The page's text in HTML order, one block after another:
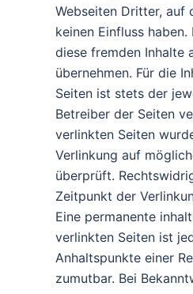
Webseiten Dritter, auf
keinen Einfluss
diese fremden Inhalte
übernehmen. Für die
Seiten ist stets der
Betreiber der Seiten
verlinkten Seiten
Verlinkung auf
überprüft.
Zeitpunkt der
Eine permanente
verlinkten Seiten ist
Anhaltspunkte einer
zumutbar. Bei